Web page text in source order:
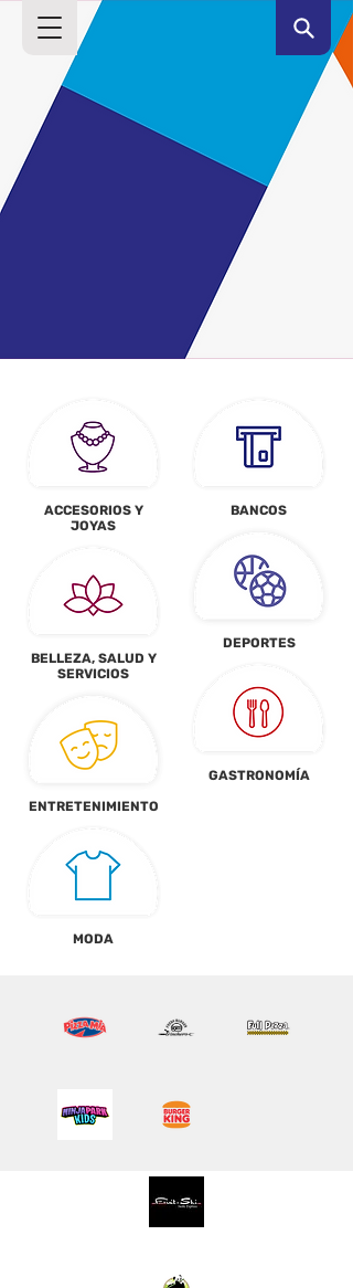
ACCESORIOS Y
JOYAS
BELLEZA, SALUD Y
SERVICIOS
ENTRETENIMIENTO
MODA
BANCOS
DEPORTES
GASTRONOMÍA